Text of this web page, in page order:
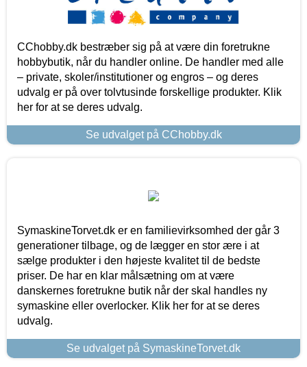
CChobby.dk bestræber sig på at være din foretrukne
hobbybutik, når du handler online. De handler med alle
– private, skoler/institutioner og engros – og deres
udvalg er på over tolvtusinde forskellige produkter. Klik
her for at se deres udvalg.
Se udvalget på CChobby.dk
SymaskineTorvet.dk er en familievirksomhed der går 3
generationer tilbage, og de lægger en stor ære i at
sælge produkter i den højeste kvalitet til de bedste
priser. De har en klar målsætning om at være
danskernes foretrukne butik når der skal handles ny
symaskine eller overlocker. Klik her for at se deres
udvalg.
Se udvalget på SymaskineTorvet.dk